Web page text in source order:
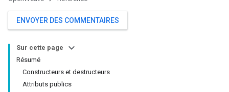
ENVOYER DES COMMENTAIRES
Sur cette page
Résumé
Constructeurs et destructeurs
Attributs publics